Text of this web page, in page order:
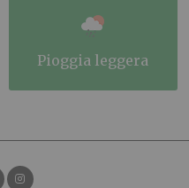
pioggia leggera